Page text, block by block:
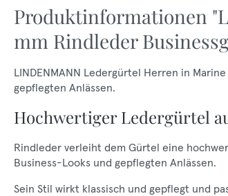
Produktinformationen
mm Rindleder
LINDENMANN Ledergürtel Herren in
gepflegten Anlässen.
Hochwertiger Ledergürtel
Rindleder verleiht dem Gürtel eine
Business-Looks und gepflegten Anlässen.
Sein Stil wirkt klassisch und gepflegt und